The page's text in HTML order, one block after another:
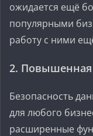
ожидается ещё
популярными
работу с ними
2. Повышенная
Безопасность
для любого
расширенные